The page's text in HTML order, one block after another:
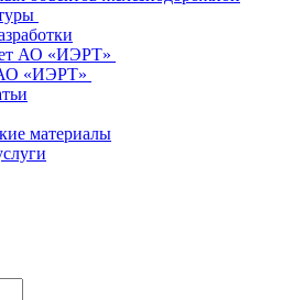
АО «ИЭРТ»
«ИЭРТ»
материалы